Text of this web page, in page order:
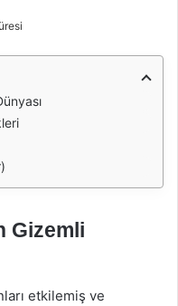
Gizemli
etkilemiş ve